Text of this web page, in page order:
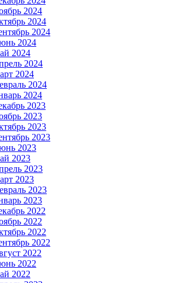
2024
2024
2024
2024
2024
2024
2024
2024
2024
2023
2023
2023
2023
2023
2023
2023
2023
2023
2023
2022
2022
2022
2022
2022
2022
2022